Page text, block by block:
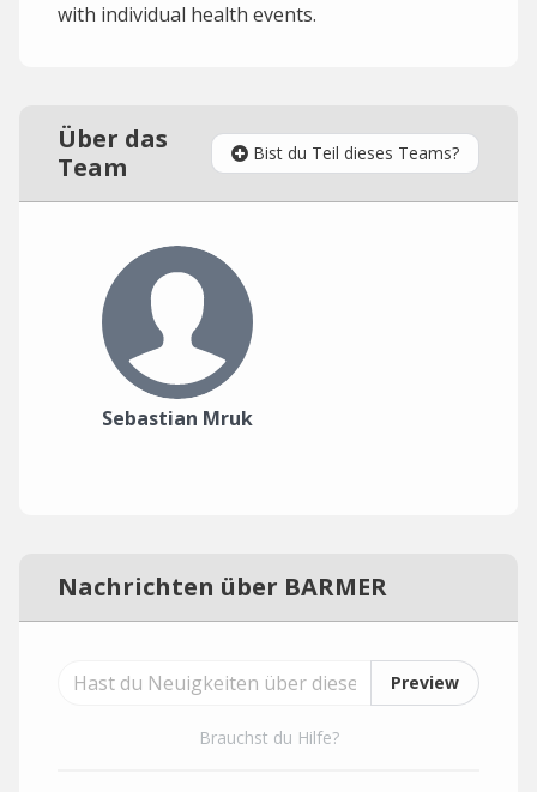
with individual health events.
Über das
Team
Bist du Teil dieses Teams?
Sebastian Mruk
Nachrichten über BARMER
Preview
Brauchst du Hilfe?